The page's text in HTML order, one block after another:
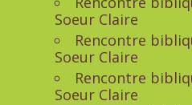
Soeur Claire
Rencontre
Soeur Claire
Rencontre
Soeur Claire